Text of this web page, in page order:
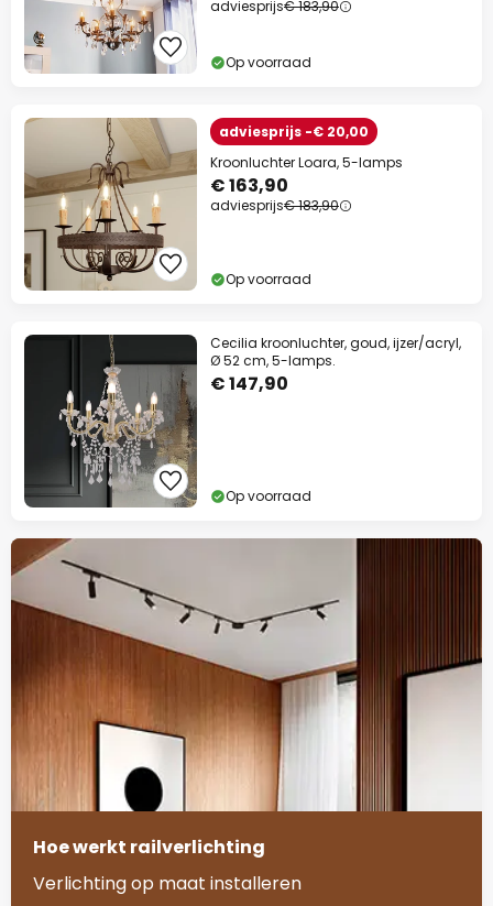
adviesprijs€ 183,90
Op voorraad
adviesprijs -€ 20,00
Kroonluchter Loara, 5-lamps
€ 163,90
adviesprijs€ 183,90
Op voorraad
Cecilia kroonluchter, goud, ijzer/acryl,
Ø 52 cm, 5-lamps.
€ 147,90
Op voorraad
Hoe werkt railverlichting
Verlichting op maat installeren